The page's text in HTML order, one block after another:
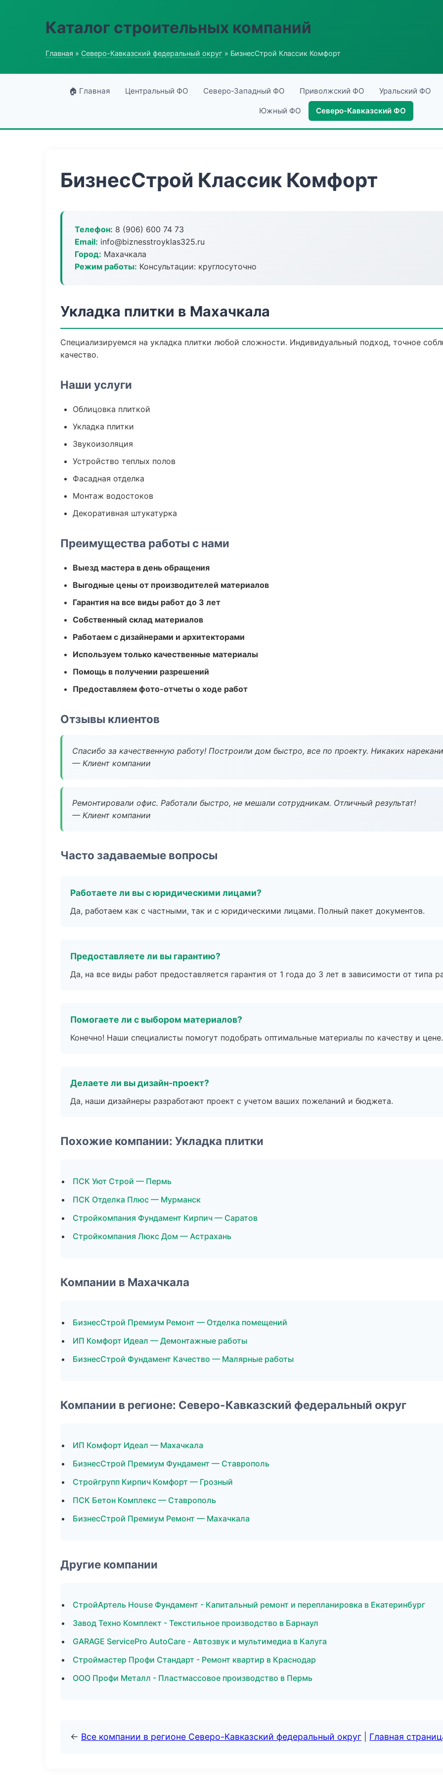
Каталог строительных компаний
Главная » Северо-Кавказский федеральный округ » БизнесСтрой Классик Комфорт
🏠 Главная Центральный ФО Северо-Западный ФО Приволжский ФО Уральский ФО
Южный ФО Северо-Кавказский ФО
БизнесСтрой Классик Комфорт
Телефон: 8 (906) 600 74 73
Email: info@biznesstroyklas325.ru
Город: Махачкала
Режим работы: Консультации: круглосуточно
Укладка плитки в Махачкала
Специализируемся на укладка плитки любой сложности. Индивидуальный подход, точное
качество.
Наши услуги
Облицовка плиткой
Укладка плитки
Звукоизоляция
Устройство теплых полов
Фасадная отделка
Монтаж водостоков
Декоративная штукатурка
Преимущества работы с нами
Выезд мастера в день обращения
Выгодные цены от производителей материалов
Гарантия на все виды работ до 3 лет
Собственный склад материалов
Работаем с дизайнерами и архитекторами
Используем только качественные материалы
Помощь в получении разрешений
Предоставляем фото-отчеты о ходе работ
Отзывы клиентов
Спасибо за качественную работу! Построили дом быстро, все по проекту. Никаких
— Клиент компании
Ремонтировали офис. Работали быстро, не мешали сотрудникам. Отличный результат!
— Клиент компании
Часто задаваемые вопросы
Работаете ли вы с юридическими лицами?
Да, работаем как с частными, так и с юридическими лицами. Полный пакет документов.
Предоставляете ли вы гарантию?
Да, на все виды работ предоставляется гарантия от 1 года до 3 лет в зависимости от типа
Помогаете ли с выбором материалов?
Конечно! Наши специалисты помогут подобрать оптимальные материалы по качеству и цене.
Делаете ли вы дизайн-проект?
Да, наши дизайнеры разработают проект с учетом ваших пожеланий и бюджета.
Похожие компании: Укладка плитки
ПСК Уют Строй — Пермь
ПСК Отделка Плюс — Мурманск
Стройкомпания Фундамент Кирпич — Саратов
Стройкомпания Люкс Дом — Астрахань
Компании в Махачкала
БизнесСтрой Премиум Ремонт — Отделка помещений
ИП Комфорт Идеал — Демонтажные работы
БизнесСтрой Фундамент Качество — Малярные работы
Компании в регионе: Северо-Кавказский федеральный округ
ИП Комфорт Идеал — Махачкала
БизнесСтрой Премиум Фундамент — Ставрополь
Стройгрупп Кирпич Комфорт — Грозный
ПСК Бетон Комплекс — Ставрополь
БизнесСтрой Премиум Ремонт — Махачкала
Другие компании
СтройАртель House Фундамент - Капитальный ремонт и перепланировка в Екатеринбург
Завод Техно Комплект - Текстильное производство в Барнаул
GARAGE ServicePro AutoCare - Автозвук и мультимедиа в Калуга
Строймастер Профи Стандарт - Ремонт квартир в Краснодар
ООО Профи Металл - Пластмассовое производство в Пермь
← Все компании в регионе Северо-Кавказский федеральный округ Главная